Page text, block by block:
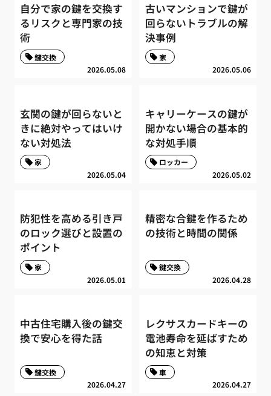
自分で家の鍵を交換す
るリスクと専門家の技
術
2026.05.08
鍵交換
古いマンションで鍵が
回らないトラブルの解
決事例
2026.05.06
家
玄関の鍵が回らないと
きに絶対やってはいけ
ない対処法
2026.05.04
家
キャリーケースの鍵が
開かない場合の基本的
な対処手順
2026.05.02
ロッカー
防犯性を高める引き戸
のロック選びと設置の
ポイント
2026.05.01
家
精密な合鍵を作るため
の技術と時間の関係
2026.04.28
鍵交換
中古住宅購入後の鍵交
換で安心を得た話
2026.04.27
鍵交換
レクサスカードキーの
電池寿命を延ばすため
の知恵と対策
2026.04.27
車